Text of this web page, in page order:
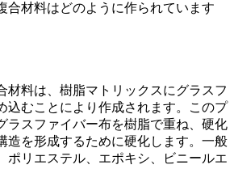
合材料はどのように作られています
材料は、樹脂マトリックスにグラスフ
込むことにより作成されます。このプ
ラスファイバー布を樹脂で重ね、硬化
造を形成するために硬化します。一般
ポリエステル、エポキシ、ビニールエ